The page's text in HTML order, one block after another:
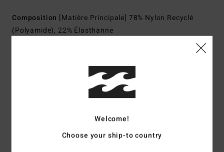
Composition [Matière Principale] 78% Nylon Recyclé
(Polyamide), 22% Élasthanne
Livraison & Retours
Avis clients
Welcome!
Choose your ship-to country